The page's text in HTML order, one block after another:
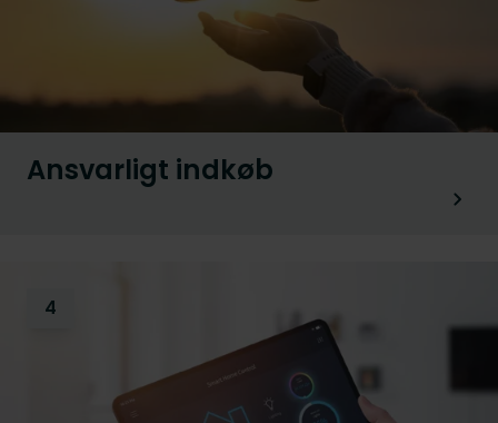
Ansvarligt indkøb
4